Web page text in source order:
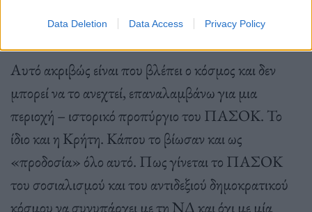
Data Deletion Data Access Privacy Policy
Αυτό ακριβώς είναι που βλέπει ο κόσμος και δεν
μπορεί να το ανεχτεί, επαναλαμβάνω για μια
περιοχή – ιστορικό προπύργιο του ΠΑΣΟΚ. Το
ίδιο και η Κρήτη. Κάπου το βίωσαν και ως
«προδοσία» όλο αυτό. Πως γίνεται το ΠΑΣΟΚ
του σοσιαλισμού και του αντιδεξιού δημοκρατικού
κόσμου να συνυπάρχει με τη ΝΔ και όχι με μία